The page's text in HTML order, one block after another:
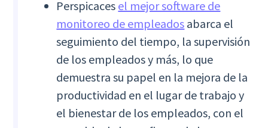
Perspicaces el mejor software de
monitoreo de empleados abarca el
seguimiento del tiempo, la supervisión
de los empleados y más, lo que
demuestra su papel en la mejora de la
productividad en el lugar de trabajo y
el bienestar de los empleados, con el